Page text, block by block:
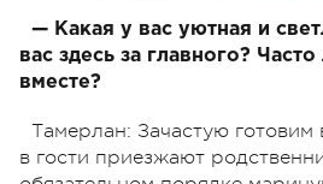
— Какая у вас уютная и
вас здесь за главного? Часто
вместе?
Тамерлан: Зачастую готовим
в гости приезжают